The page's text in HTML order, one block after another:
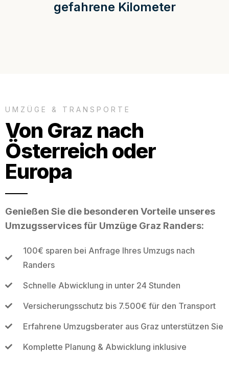
gefahrene Kilometer
UMZÜGE & TRANSPORTE
Von Graz nach
Österreich oder
Europa
Genießen Sie die besonderen Vorteile unseres
Umzugsservices für Umzüge Graz Randers:
100€ sparen bei Anfrage Ihres Umzugs nach
Randers
Schnelle Abwicklung in unter 24 Stunden
Versicherungsschutz bis 7.500€ für den Transport
Erfahrene Umzugsberater aus Graz unterstützen Sie
Komplette Planung & Abwicklung inklusive